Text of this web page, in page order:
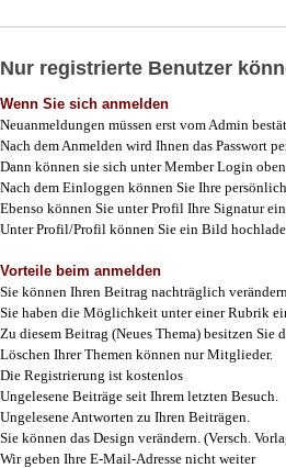
Nur registrierte Benutzer
Wenn Sie sich anmelden
Neuanmeldungen müssen erst vom Admin
Nach dem Anmelden wird Ihnen das Passwort
Dann können sie sich unter Member Login
Nach dem Einloggen können Sie Ihre
Ebenso können Sie unter Profil Ihre Signatur
Unter Profil/Profil können Sie ein Bild
Vorteile beim anmelden
Sie können Ihren Beitrag nachträglich
Sie haben die Möglichkeit unter einer Rubrik
Zu diesem Beitrag (Neues Thema) besitzen Sie
Löschen Ihrer Themen können nur Mitglieder.
Die Registrierung ist kostenlos
Ungelesene Beiträge seit Ihrem letzten Besuch.
Ungelesene Antworten zu Ihren Beiträgen.
Sie können das Design verändern. (Versch.
Wir geben Ihre E-Mail-Adresse nicht weiter